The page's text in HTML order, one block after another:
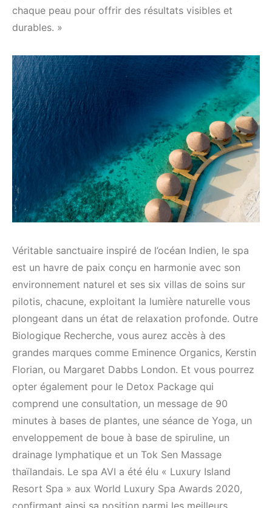
chaque peau pour offrir des résultats visibles et
durables. »
Véritable sanctuaire inspiré de l’océan Indien, le spa
est un havre de paix conçu en harmonie avec son
environnement naturel et ses six villas de soins sur
pilotis, chacune, exploitant la lumière naturelle vous
plongeant dans un état de relaxation profonde. Outre
Biologique Recherche, vous aurez accès à des
grandes marques comme Eminence Organics, Kerstin
Florian, ou Margaret Dabbs London. Et vous pourrez
opter également pour le Detox Package qui
comprend une consultation, un message de 90
minutes à bases de plantes, une séance de Yoga, un
enveloppement de boue à base de spiruline, un
drainage lymphatique et un Tok Sen Massage
thaïlandais. Le spa AVI a été élu « Luxury Island
Resort Spa » aux World Luxury Spa Awards 2020,
confirmant ainsi sa position parmi les meilleurs